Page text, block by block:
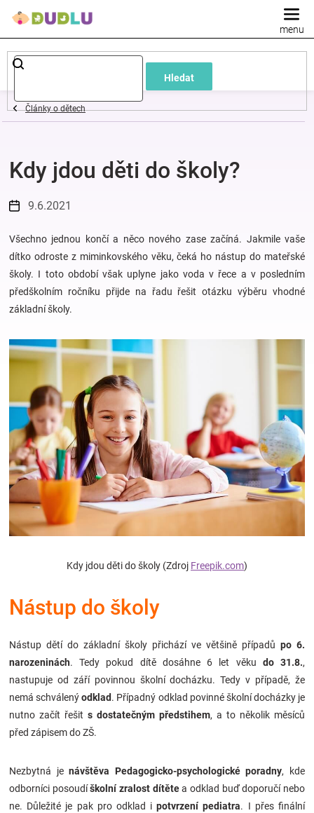
Hledat
Dětské
a
oblečení
Pokojíček
a
kojenecká
výbava
Hračky
zábava
pro
děti
Těhotenské
Novinky
Značky
Blog
Hračkářství
Články o dětech
Kdy jdou děti do školy?
9.6.2021
Všechno jednou končí a něco nového zase začíná. Jakmile vaše
dítko odroste z miminkovského věku, čeká ho nástup do mateřské
školy. I toto období však uplyne jako voda v řece a v posledním
předškolním ročníku přijde na řadu řešit otázku výběru vhodné
základní školy.
Kdy jdou děti do školy (Zdroj Freepik.com)
Nástup do školy
Nástup dětí do základní školy přichází ve většině případů po 6.
narozeninách. Tedy pokud dítě dosáhne 6 let věku do 31.8.,
nastupuje od září povinnou školní docházku. Tedy v případě, že
nemá schválenýodklad. Případný odklad povinné školní docházky je
nutno začít řešit s dostatečným předstihem, a to několik měsíců
před zápisem do ZŠ.
Nezbytná jenávštěva Pedagogicko-psychologické poradny, kde
odborníci posoudíškolní zralost dítětea odklad buď doporučí nebo
ne. Důležité je pak pro odklad ipotvrzení pediatra. I přes finální